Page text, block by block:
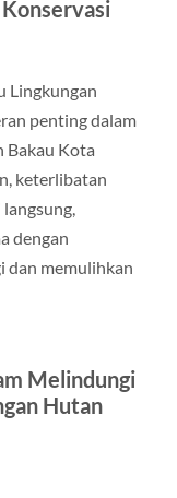
Lingkungan
penting dalam
Bakau Kota
keterlibatan
dengan
dan memulihkan
Melindungi
Hutan